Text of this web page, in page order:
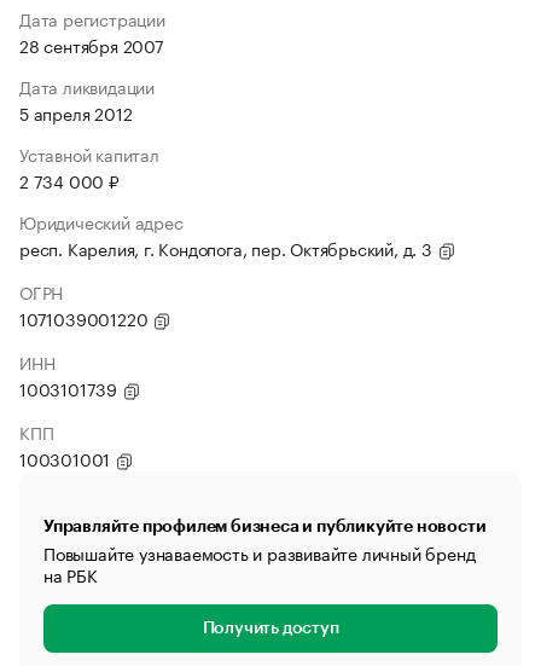
Дата регистрации
28 сентября 2007
Дата ликвидации
5 апреля 2012
Уставной капитал
2 734 000 ₽
Юридический адрес
респ. Карелия, г. Кондопога, пер. Октябрьский, д. 3
ОГРН
1071039001220
ИНН
1003101739
КПП
100301001
Управляйте профилем бизнеса и публикуйте новости
Повышайте узнаваемость и развивайте личный бренд
на РБК
Получить доступ